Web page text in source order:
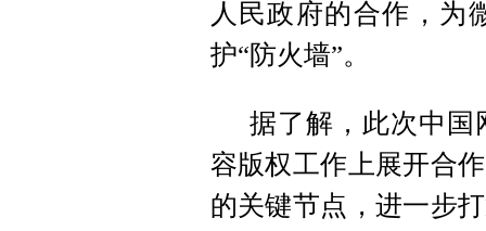
人民政府的合作，为
护“防火墙”。
据了解，此次中国
容版权工作上展开合
的关键节点，进一步